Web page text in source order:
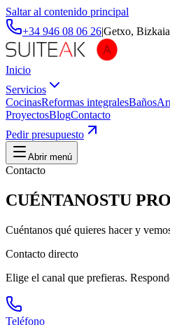
Saltar al contenido principal
+34 946 08 06 26|Getxo, Bizkaia
Inicio
Servicios
CocinasReformas integralesBaños
ProyectosBlogContacto
Pedir presupuesto
Abrir menú
Contacto
CUÉNTANOSTU
Cuéntanos qué quieres hacer y
Contacto directo
Elige el canal que prefieras.
Teléfono